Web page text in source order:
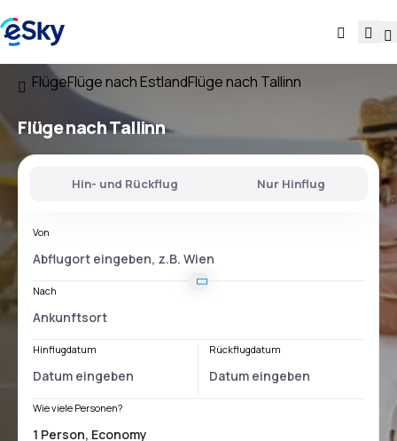
FlügeFlüge nach EstlandFlüge nach Tallinn
Flüge nach Tallinn
Hin- und Rückflug Nur Hinflug
Von
Nach
Hinflugdatum Rückflugdatum
Wie viele Personen?